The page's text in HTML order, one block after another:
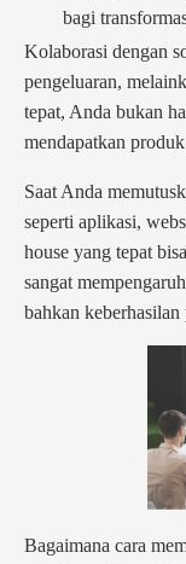
bagi
Kolaborasi dengan
pengeluaran,
tepat, Anda bukan
mendapatkan
Saat Anda
seperti aplikasi,
house yang tepat
sangat
bahkan keberhasilan
Bagaimana cara